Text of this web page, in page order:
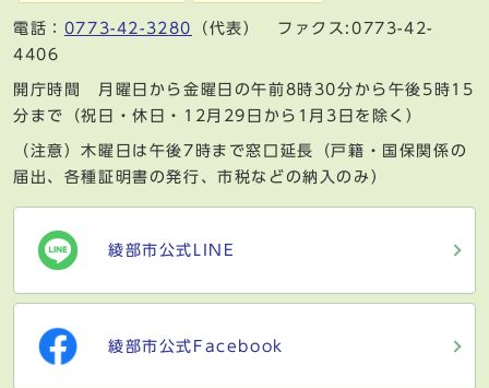
電話： 0773-42-3280
（代表） ファクス:0773-42-
4406
開庁時間 月曜日から金曜日の午前8時30分から午後5時15
分まで（祝日・休日・12月29日から1月3日を除く）
（注意）木曜日は午後7時まで窓口延長（戸籍・国保関係の
届出、各種証明書の発行、市税などの納入のみ）
綾部市公式LINE
綾部市公式Facebook